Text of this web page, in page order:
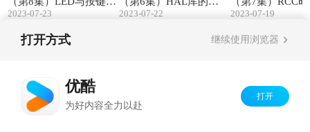
动程序！
2023-07-23
构与使用！
2023-07-22
延时函数！
2023-07-19
打开方式 继续使用浏览器
优酷
为好内容全力以赴
打开